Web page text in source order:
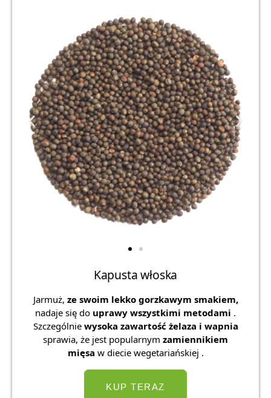
Kapusta włoska
Jarmuż, ze swoim lekko gorzkawym smakiem,
nadaje się do uprawy wszystkimi metodami .
Szczególnie wysoka zawartość żelaza i wapnia
sprawia, że ​​jest popularnym zamiennikiem
mięsa w diecie wegetariańskiej .
KUP TERAZ